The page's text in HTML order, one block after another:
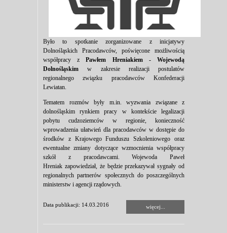
Było to spotkanie zorganizowane z inicjatywy
Dolnośląskich Pracodawców, poświęcone możliwością
współpracy zPawłem Hreniakiem - Wojewodą
Dolnośląskim w zakresie realizacji postulatów
regionalnego związku pracodawców Konfederacji
Lewiatan.
Tematem rozmów były m.in. wyzwania związane z
dolnośląskim rynkiem pracy w kontekście legalizacji
pobytu cudzoziemców w regionie, konieczność
wprowadzenia ułatwień dla pracodawców w dostępie do
środków z Krajowego Funduszu Szkoleniowego oraz
ewentualne zmiany dotyczące wzmocnienia współpracy
szkół z pracodawcami. Wojewoda Paweł
Hreniak zapowiedział, że będzie przekazywał sygnały od
regionalnych partnerów społecznych do poszczególnych
ministerstw i agencji rządowych.
Data publikacji: 14.03.2016 więcej...